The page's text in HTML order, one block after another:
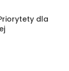
dla